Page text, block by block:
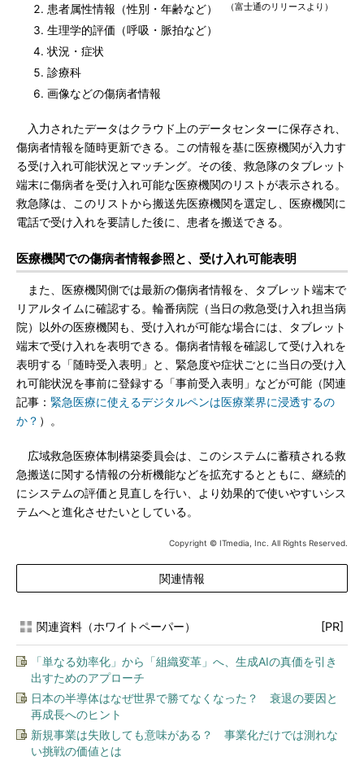
（富士通のリリースより）
患者属性情報（性別・年齢など）
生理学的評価（呼吸・脈拍など）
状況・症状
診療科
画像などの傷病者情報
入力されたデータはクラウド上のデータセンターに保存され、
傷病者情報を随時更新できる。この情報を基に医療機関が入力す
る受け入れ可能状況とマッチング。その後、救急隊のタブレット
端末に傷病者を受け入れ可能な医療機関のリストが表示される。
救急隊は、このリストから搬送先医療機関を選定し、医療機関に
電話で受け入れを要請した後に、患者を搬送できる。
医療機関での傷病者情報参照と、受け入れ可能表明
また、医療機関側では最新の傷病者情報を、タブレット端末で
リアルタイムに確認する。輪番病院（当日の救急受け入れ担当病
院）以外の医療機関も、受け入れが可能な場合には、タブレット
端末で受け入れを表明できる。傷病者情報を確認して受け入れを
表明する「随時受入表明」と、緊急度や症状ごとに当日の受け入
れ可能状況を事前に登録する「事前受入表明」などが可能（関連
記事： 緊急医療に使えるデジタルペンは医療業界に浸透するの
か？ ）。
広域救急医療体制構築委員会は、このシステムに蓄積される救
急搬送に関する情報の分析機能などを拡充するとともに、継続的
にシステムの評価と見直しを行い、より効果的で使いやすいシス
テムへと進化させたいとしている。
Copyright © ITmedia, Inc. All Rights Reserved.
関連情報
関連資料（ホワイトペーパー） [PR]
「単なる効率化」から「組織変革」へ、生成AIの真価を引き
出すためのアプローチ
日本の半導体はなぜ世界で勝てなくなった？ 衰退の要因と
再成長へのヒント
新規事業は失敗しても意味がある？ 事業化だけでは測れな
い挑戦の価値とは